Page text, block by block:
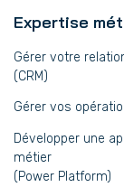
Expertise
Gérer votre
(CRM)
Gérer vos
Développer une
métier
(Power Platform)